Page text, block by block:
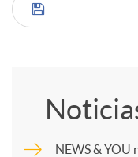
C
NEWS & YOU